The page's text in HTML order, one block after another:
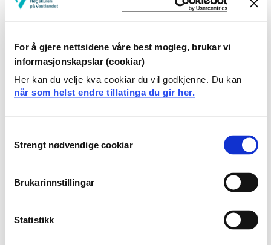
For å gjere nettsidene våre best mogleg, brukar vi
informasjonskapslar (cookiar)
Her kan du velje kva cookiar du vil godkjenne. Du kan
når som helst endre tillatinga du gir her.
Selection
Strengt nødvendige cookiar
Brukarinnstillingar
Statistikk
DAT253 Avansert datagrafikk
DAT253 Avansert datagrafikk
2022-2023
DAT253 Avansert datagrafikk
DAT253 Avansert datagrafikk